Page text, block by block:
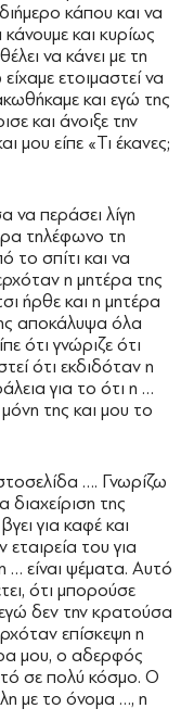
κάπου και να
και κυρίως
να κάνει με τη
ετοιμαστεί να
και εγώ της
και άνοιξε την
μου είπε «Τι έκανες;
να περάσει λίγη
τηλέφωνο τη
το σπίτι και να
η μητέρα της
ήρθε και η μητέρα
αποκάλυψα όλα
ότι γνώριζε ότι
ότι εκδιδόταν η
για το ότι η …
μόνη της και μου το
…. Γνωρίζω
διαχείριση της
για καφέ και
του για
… είναι ψέματα. Αυτό
ότι μπορούσε
εγώ δεν την κρατούσα
επίσκεψη η
μου, ο αδερφός
σε πολύ κόσμο. Ο
με το όνομα …, η